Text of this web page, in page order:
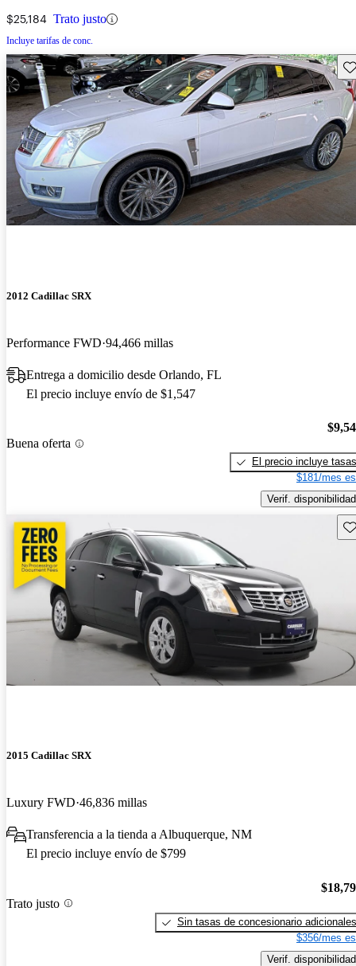
$25,184 Trato justo
Incluye tarifas de conc.
2012 Cadillac SRX
Performance FWD 94,466 millas
Entrega a domicilio desde Orlando, FL
El precio incluye envío de $1,547
Buena oferta
El precio incluye tasas
$181/mes
Verif. disponibilidad
2015 Cadillac SRX
Luxury FWD 46,836 millas
Transferencia a la tienda a Albuquerque, NM
El precio incluye envío de $799
Trato justo
Sin tasas de concesionario adicionales
$356/mes
Verif. disponibilidad